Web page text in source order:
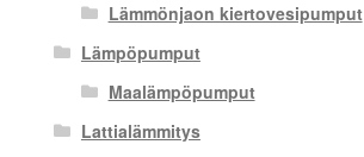
Lämmönjaon kiertovesipumput
Lämpöpumput
Maalämpöpumput
Lattialämmitys